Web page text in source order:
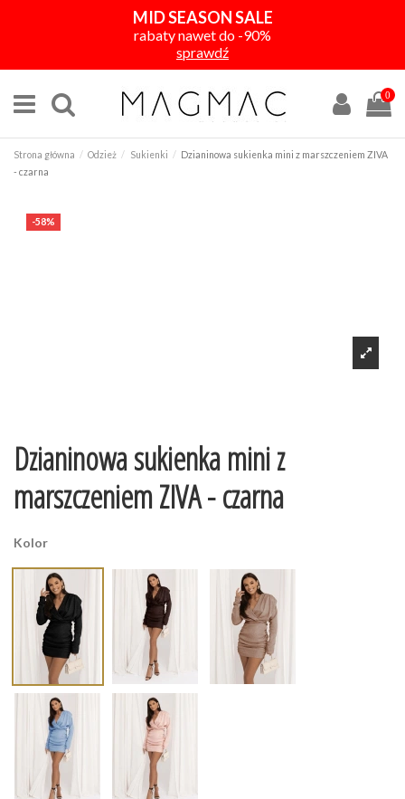
MID SEASON SALE
rabaty nawet do -90%
sprawdź
0
Strona główna Odzież Sukienki
Dzianinowa sukienka mini z marszczeniem ZIVA
- czarna
-58%
Dzianinowa sukienka mini z
marszczeniem ZIVA - czarna
Kolor